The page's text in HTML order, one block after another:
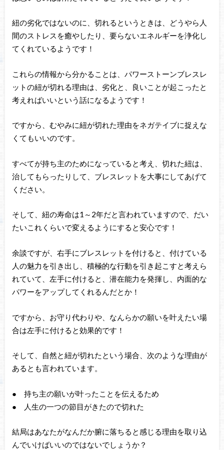
紐の劣化ではないのに、切れるというときは、どうやら人
間のストレスを癒やしたり、要らないエネルギーを浄化し
てくれているようです！
これらの情報から分かることは、パワーストーンブレスレ
ットの紐が切れる理由は、劣化と、良いことが起こったと
考えればいいという話になるようです！
ですから、むやみに紐が切れた理由をネガテイブに捉えな
くてもいいのです。
すべてが持ち主のためになっていると考え、切れた紐は、
治してもらったりして、ブレスレットを大事にしてあげて
ください。
そして、紐の寿命は1～2年だと言われていますので、だい
たいこれくらいで変えるようにすると安心です！
余談ですが、右手にブレスレットを付けると、付けている
人の魅力を引き出し、積極的な行動を引き起こすと考えら
れていて、左手に付けると、潜在能力を発揮し、内面的な
パワーをアップしてくれるんだとか！
ですから、お守り代わりや、なんらかの願いを叶えたい場
合は左手に付けると効果的です！
そして、自然と紐が切れたという場合、次のような理由が
あるとも言われています。
● 持ち主の願いが叶ったことを伝えるため
● 人生の一つの節目がきたので切れた
結局はあなたがなんだか腑に落ちると感じる理由を取り込
んでいけばいいのではないでしょうか？